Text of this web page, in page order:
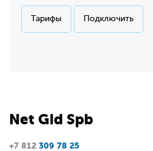
Тарифы Подключить
Net Gid Spb
+7 812 309 78 25